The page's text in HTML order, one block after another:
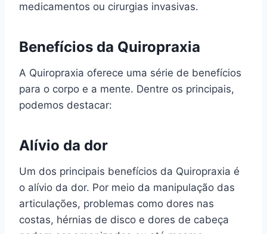
medicamentos ou cirurgias invasivas.
Benefícios da Quiropraxia
A Quiropraxia oferece uma série de benefícios
para o corpo e a mente. Dentre os principais,
podemos destacar:
Alívio da dor
Um dos principais benefícios da Quiropraxia é
o alívio da dor. Por meio da manipulação das
articulações, problemas como dores nas
costas, hérnias de disco e dores de cabeça